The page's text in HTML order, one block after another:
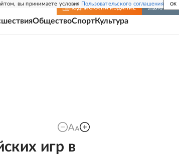
вы принимаете условия Пользовательского соглашения OK
ПОДПИСКА НА ИЗДАНИЕ
ОбществоСпортКультура
игр в